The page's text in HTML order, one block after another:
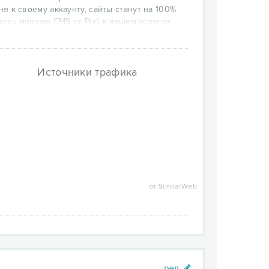
своему аккаунту, сайты станут на 100%
мощная CMS от Pixli к вашим услугам.
стиле. Откройте отдельный доступ к CMS
Источники трафика
от SimilarWeb